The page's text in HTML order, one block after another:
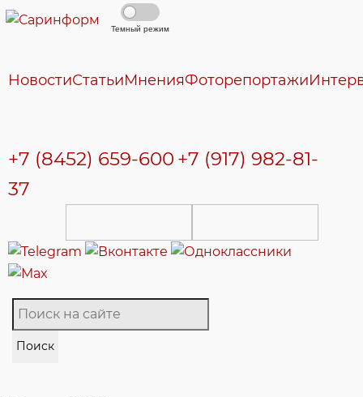
Темный режим
НовостиСтатьиМненияФоторепортажи
+7 (8452) 659-600 +7 (917) 982-81-
37
Поиск